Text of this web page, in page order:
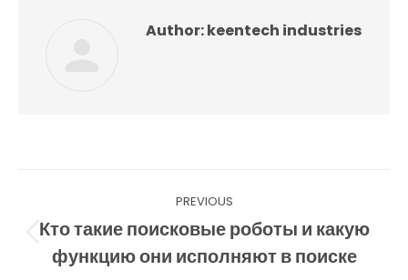
Author:keentech industries
navigation
PREVIOUS
Previous
post:
Кто такие поисковые роботы и какую
функцию они исполняют в поиске